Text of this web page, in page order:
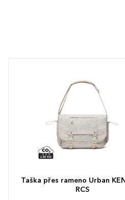
Taška přes rameno Urban
RCS